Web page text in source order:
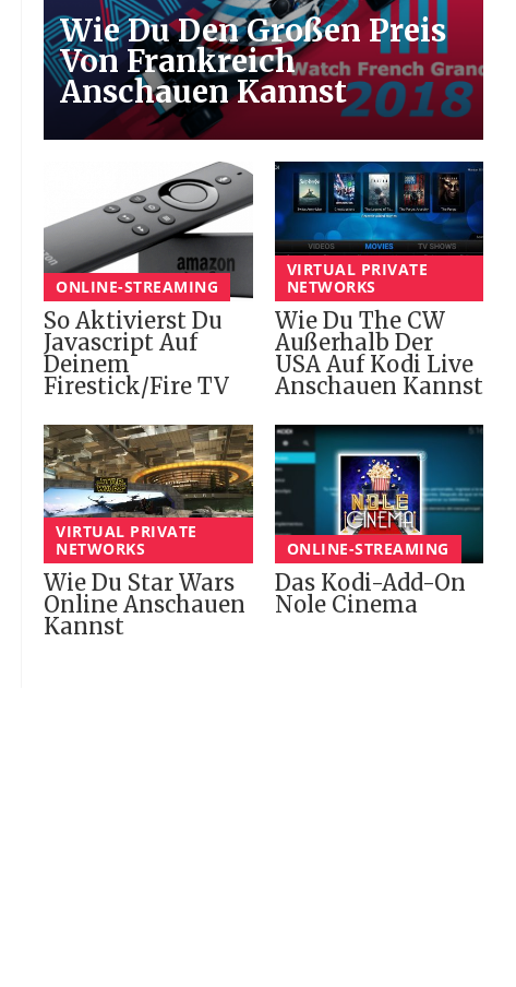
Wie Du Den Großen Preis
Von Frankreich
Anschauen Kannst
ONLINE-STREAMING
So Aktivierst Du
Javascript Auf
Deinem
Firestick/Fire TV
VIRTUAL PRIVATE
NETWORKS
Wie Du The CW
Außerhalb Der
USA Auf Kodi Live
Anschauen Kannst
VIRTUAL PRIVATE
NETWORKS
Wie Du Star Wars
Online Anschauen
Kannst
ONLINE-STREAMING
Das Kodi-Add-On
Nole Cinema